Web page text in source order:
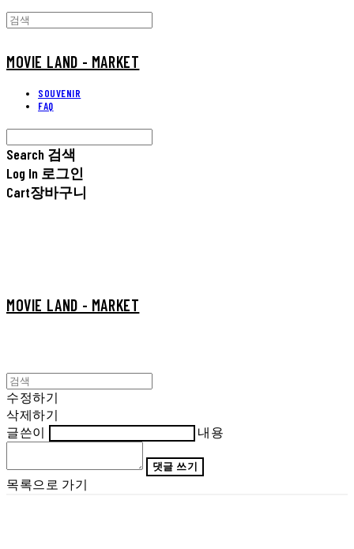
MOVIE LAND - MARKET
SOUVENIR
FAQ
Search 검색
Log In 로그인
Cart장바구니
MOVIE LAND - MARKET
수정하기
삭제하기
글쓴이
내용
댓글 쓰기
목록으로 가기